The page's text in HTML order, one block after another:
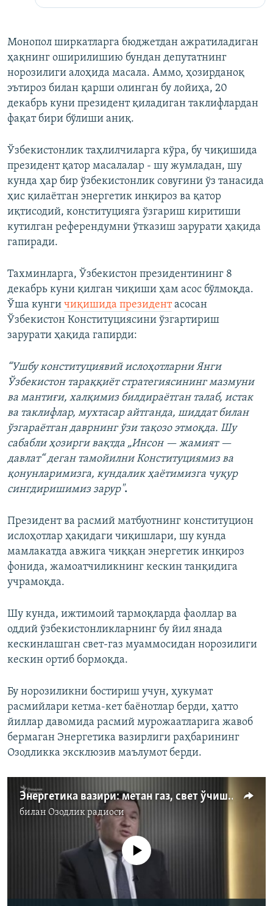
Монопол ширкатларга бюджетдан ажратиладиган
ҳақнинг оширилишию бундан депутатнинг
норозилиги алоҳида масала. Аммо, ҳозирданоқ
эътироз билан қарши олинган бу лойиҳа, 20
декабрь куни президент қиладиган таклифлардан
фақат бири бўлиши аниқ.
Ўзбекистонлик таҳлилчиларга кўра, бу чиқишида
президент қатор масалалар - шу жумладан, шу
кунда ҳар бир ўзбекистонлик совуғини ўз танасида
ҳис қилаётган энергетик инқироз ва қатор
иқтисодий, конституцияга ўзгариш киритиши
кутилган референдумни ўтказиш зарурати ҳақида
гапиради.
Тахминларга, Ўзбекистон президентининг 8
декабрь куни қилган чиқиши ҳам асос бўлмоқда.
Ўша кунги чиқишида президентасосан
Ўзбекистон Конституциясини ўзгартириш
зарурати ҳақида гапирди:​
“Ушбу конституциявий ислоҳотларни Янги
Ўзбекистон тараққиёт стратегиясининг мазмуни
ва мантиғи, халқимиз билдираётган талаб, истак
ва таклифлар, мухтасар айтганда, шиддат билан
ўзгараётган даврнинг ўзи тақозо этмоқда. Шу
сабабли ҳозирги вақтда „Инсон — жамият —
давлат“ деган тамойилни Конституциямиз ва
қонунларимизга, кундалик ҳаётимизга чуқур
сингдиришимиз зарур".
Президент ва расмий матбуотнинг конституцион
ислоҳотлар ҳақидаги чиқишлари, шу кунда
мамлакатда авжига чиққан энергетик инқироз
фонида, жамоатчиликнинг кескин танқидига
учрамоқда.
Шу кунда, ижтимоий тармоқларда фаоллар ва
оддий ўзбекистонликларнинг бу йил янада
кескинлашган свет-газ муаммосидан норозилиги
кескин ортиб бормоқда.
Бу норозиликни бостириш учун, ҳукумат
расмийлари кетма-кет баёнотлар берди, ҳатто
йиллар давомида расмий мурожаатларига жавоб
бермаган Энергетика вазирлиги раҳбарининг
Озодликка эксклюзив маълумот берди.
Энергетика вазири: метан газ, свет ўчиши ва АЭС ҳақида
билан Озодлик радиоси
Айни дамда медиа-манба мавжуд эмас